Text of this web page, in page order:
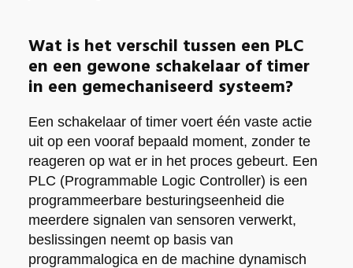
Wat is het verschil tussen een PLC
en een gewone schakelaar of timer
in een gemechaniseerd systeem?
Een schakelaar of timer voert één vaste actie
uit op een vooraf bepaald moment, zonder te
reageren op wat er in het proces gebeurt. Een
PLC (Programmable Logic Controller) is een
programmeerbare besturingseenheid die
meerdere signalen van sensoren verwerkt,
beslissingen neemt op basis van
programmalogica en de machine dynamisch